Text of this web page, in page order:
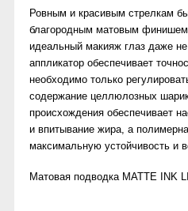
Ровным и красивым стрелкам
благородным матовым финишем
идеальный макияж глаз даже
аппликатор обеспечивает
необходимо только
содержание целлюлозных
происхождения обеспечивает
и впитывание жира, а
максимальную устойчивость и
Матовая подводка MATTE INK